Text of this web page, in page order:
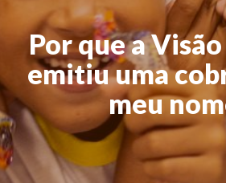
Por que a
emitiu uma
meu